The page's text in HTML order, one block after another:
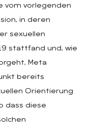
vom vorlegenden
in deren
sexuellen
stattfand und, wie
Meta
bereits
Orientierung
dass diese